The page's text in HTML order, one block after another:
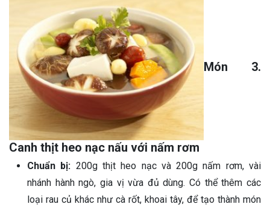
Món 3.
Canh thịt heo nạc nấu với nấm rơm
Chuẩn bị: 200g thịt heo nạc và 200g nấm rơm, vài
nhánh hành ngò, gia vị vừa đủ dùng. Có thể thêm các
loại rau củ khác như cà rốt, khoai tây, để tạo thành món